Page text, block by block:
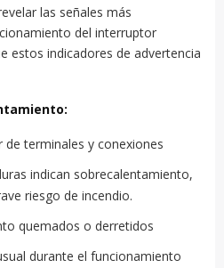
las señales más
del interruptor
estos indicadores de advertencia
terminales y conexiones
indican sobrecalentamiento,
riesgo de incendio.
quemados o derretidos
durante el funcionamiento